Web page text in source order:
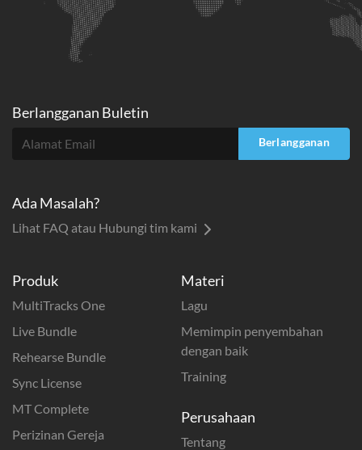
Produk
MultiTracks One
Live Bundle
Rehearse Bundle
Sync License
MT Complete
Perizinan Gereja
Materi
Lagu
Memimpin penyembahan
dengan baik
Training
Perusahaan
Tentang
Berlangganan Buletin
Berlangganan
Ada Masalah?
Lihat FAQ atau Hubungi tim kami